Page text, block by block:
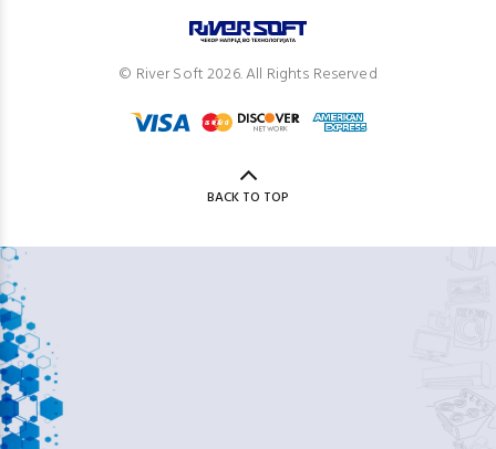
© River Soft 2026. All Rights Reserved
BACK TO TOP